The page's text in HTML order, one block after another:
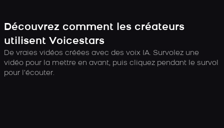
Découvrez comment les créateurs
utilisent Voicestars
De vraies vidéos créées avec des voix IA. Survolez une
vidéo pour la mettre en avant, puis cliquez pendant le survol
pour l’écouter.